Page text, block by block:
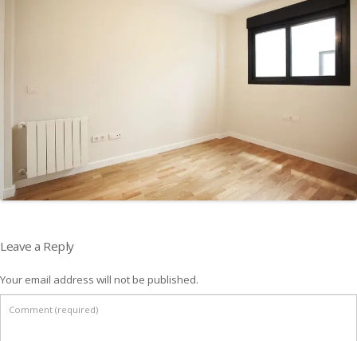
Leave a Reply
Your email address will not be published.